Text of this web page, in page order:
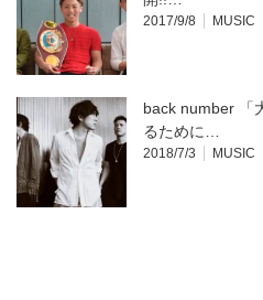
2017/9/8 MUSIC
back number 「
るために…
2018/7/3 MUSIC